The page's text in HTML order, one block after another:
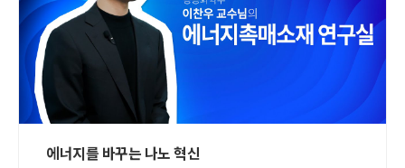
에너지를 바꾸는 나노 혁신